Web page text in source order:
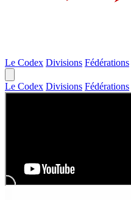
Le Codex Divisions Fédérations
Le Codex Divisions Fédérations